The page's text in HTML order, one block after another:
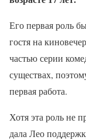
Его первая роль
гостя на
частью серии
существах,
первая работа.
Хотя эта роль не
дала Лео